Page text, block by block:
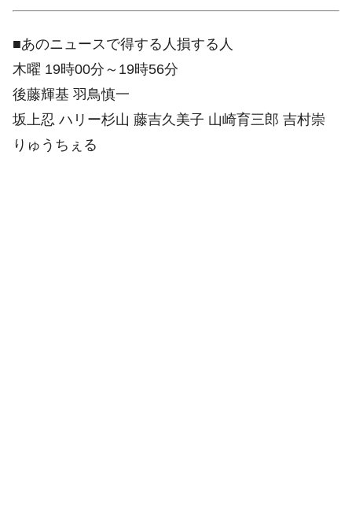
■あのニュースで得する人損する人
木曜 19時00分～19時56分
後藤輝基 羽鳥慎一
坂上忍 ハリー杉山 藤吉久美子 山崎育三郎 吉村崇
りゅうちぇる